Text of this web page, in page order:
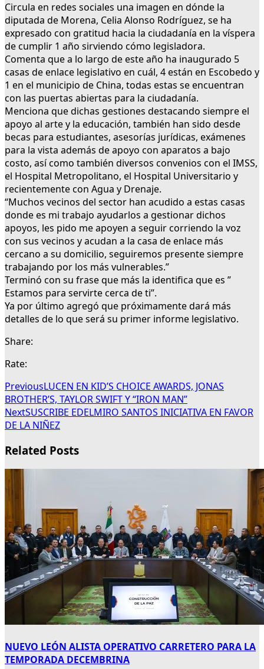
Circula en redes sociales una imagen en dónde la
diputada de Morena, Celia Alonso Rodríguez, se ha
expresado con gratitud hacia la ciudadanía en la víspera
de cumplir 1 año sirviendo cómo legisladora.
Comenta que a lo largo de este año ha inaugurado 5
casas de enlace legislativo en cuál, 4 están en Escobedo y
1 en el municipio de China, todas estas se encuentran
con las puertas abiertas para la ciudadanía.
Menciona que dichas gestiones destacando siempre el
apoyo al arte y la educación, también han sido desde
becas para estudiantes, asesorías jurídicas, exámenes
para la vista además de apoyo con aparatos a bajo
costo, así como también diversos convenios con el IMSS,
el Hospital Metropolitano, el Hospital Universitario y
recientemente con Agua y Drenaje.
“Muchos vecinos del sector han acudido a estas casas
donde es mi trabajo ayudarlos a gestionar dichos
apoyos, les pido me apoyen a seguir corriendo la voz
con sus vecinos y acudan a la casa de enlace más
cercano a su domicilio, seguiremos presente siempre
trabajando por los más vulnerables.”
Terminó con su frase que más la identifica que es ”
Estamos para servirte cerca de ti”.
Ya por último agregó que próximamente dará más
detalles de lo que será su primer informe legislativo.
Share:
Rate:
PreviousLUCEN EN KID’S CHOICE AWARDS, JONAS
BROTHER’S, TAYLOR SWIFT Y “IRON MAN”
NextSUSCRIBE EDELMIRO SANTOS INICIATIVA EN FAVOR
DE LA NIÑEZ
Related Posts
NUEVO LEÓN ALISTA OPERATIVO CARRETERO PARA LA
TEMPORADA DECEMBRINA